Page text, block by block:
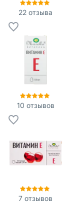
22 отзыва
10 отзывов
7 отзывов